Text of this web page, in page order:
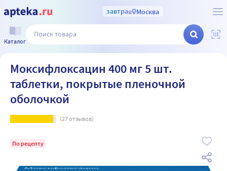
завтрав Москва
Каталог
Моксифлоксацин 400 мг 5 шт.
таблетки, покрытые пленочной
оболочкой
(27отзывов)
По рецепту